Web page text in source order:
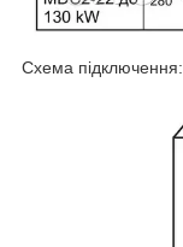
Схема підключення: